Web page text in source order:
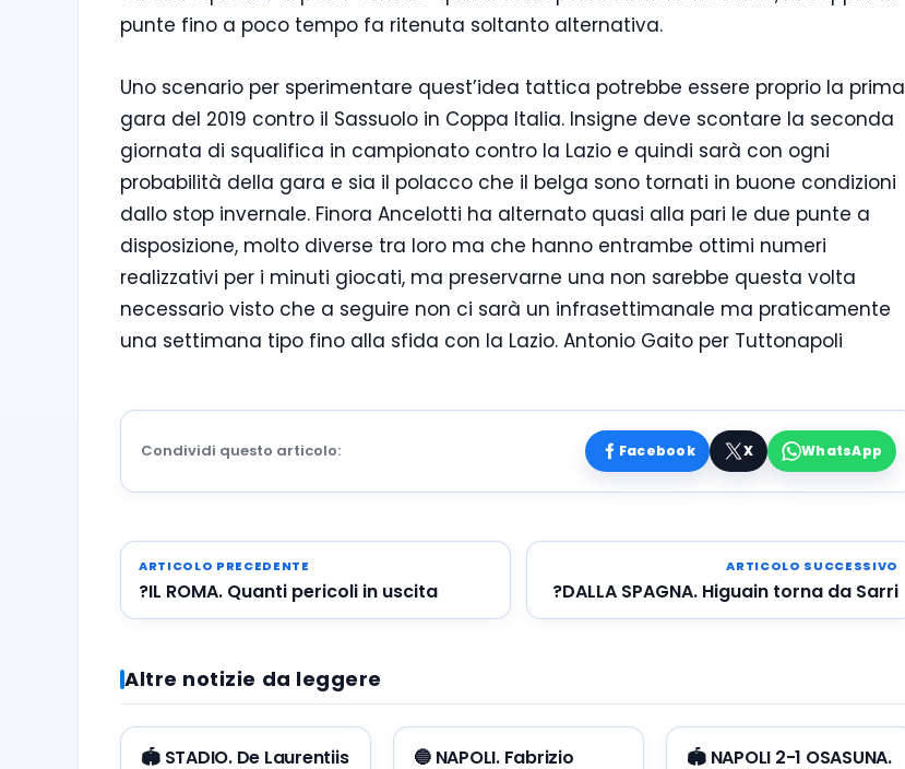
punte fino a poco tempo fa ritenuta soltanto alternativa.
Uno scenario per sperimentare quest’idea tattica potrebbe essere proprio la prima
gara del 2019 contro il Sassuolo in Coppa Italia. Insigne deve scontare la seconda
giornata di squalifica in campionato contro la Lazio e quindi sarà con ogni
probabilità della gara e sia il polacco che il belga sono tornati in buone condizioni
dallo stop invernale. Finora Ancelotti ha alternato quasi alla pari le due punte a
disposizione, molto diverse tra loro ma che hanno entrambe ottimi numeri
realizzativi per i minuti giocati, ma preservarne una non sarebbe questa volta
necessario visto che a seguire non ci sarà un infrasettimanale ma praticamente
una settimana tipo fino alla sfida con la Lazio. Antonio Gaito per Tuttonapoli
Condividi questo articolo: Facebook X WhatsApp
ARTICOLO PRECEDENTE
?IL ROMA. Quanti pericoli in uscita
ARTICOLO SUCCESSIVO
?DALLA SPAGNA. Higuain torna da Sarri
Altre notizie da leggere
🏟️ STADIO. De Laurentiis
🔵 NAPOLI. Fabrizio
🏟️ NAPOLI 2-1 OSASUNA.